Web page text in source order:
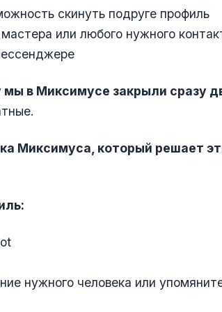
скинуть подруге профиль
или любого нужного
в Миксимусе закрыли сразу
Миксимуса, который решает
нужного человека или